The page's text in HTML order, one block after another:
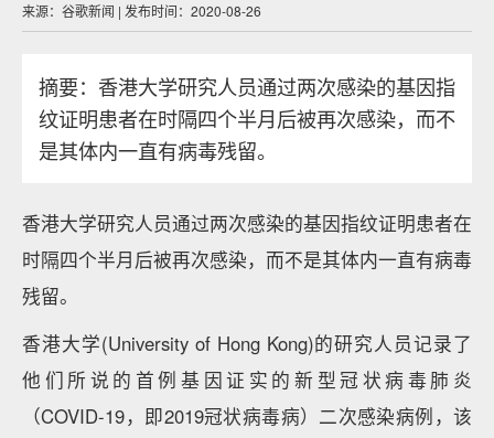
来源：谷歌新闻 | 发布时间：2020-08-26
摘要：香港大学研究人员通过两次感染的基因指
纹证明患者在时隔四个半月后被再次感染，而不
是其体内一直有病毒残留。
香港大学研究人员通过两次感染的基因指纹证明患者在
时隔四个半月后被再次感染，而不是其体内一直有病毒
残留。
香港大学(University of Hong Kong)的研究人员记录了
他们所说的首例基因证实的新型冠状病毒肺炎
（COVID-19，即2019冠状病毒病）二次感染病例，该